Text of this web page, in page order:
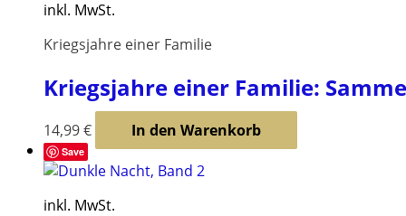
inkl. MwSt.
Kriegsjahre einer Familie
Kriegsjahre einer Familie:
14,99€ In den Warenkorb
Save
inkl. MwSt.